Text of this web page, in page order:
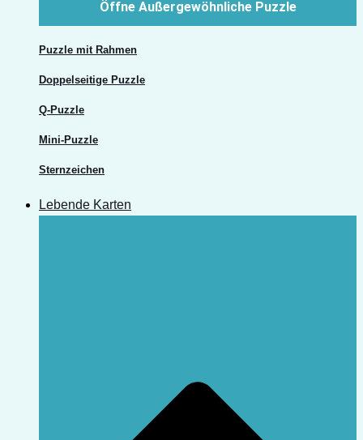
Öffne Außergewöhnliche Puzzle
Puzzle mit Rahmen
Doppelseitige Puzzle
Q-Puzzle
Mini-Puzzle
Sternzeichen
Lebende Karten